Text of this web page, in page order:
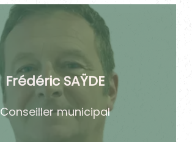
Frédéric SAŸDE
Conseiller municipal